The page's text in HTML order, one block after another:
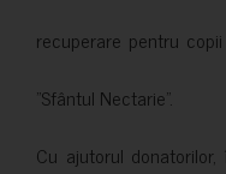
recuperare pentru
”Sfântul Nectarie”.
Cu ajutorul